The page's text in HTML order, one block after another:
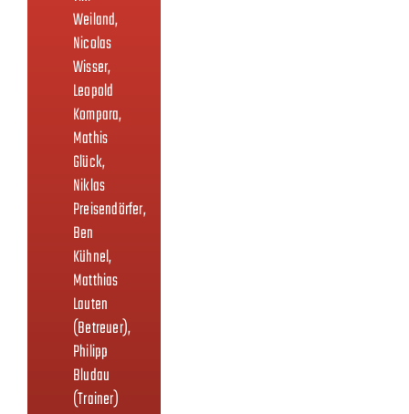
Weiland,
Nicolas
Wisser,
Leopold
Kompara,
Mathis
Glück,
Niklas
Preisendörfer,
Ben
Kühnel,
Matthias
Lauten
(Betreuer),
Philipp
Bludau
(Trainer)